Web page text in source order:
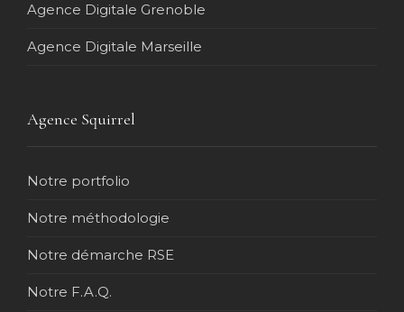
Agence Digitale Grenoble
Agence Digitale Marseille
Agence Squirrel
Notre portfolio
Notre méthodologie
Notre démarche RSE
Notre F.A.Q.